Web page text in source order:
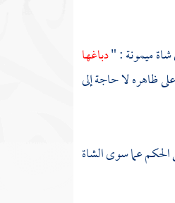
شاة ميمونة : "دباغها
ظاهره لا حاجة إلى
عما سوى الشاة